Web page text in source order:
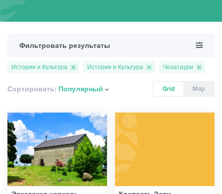
Гостиницы
Гиды
Статьи
Грузия
Фильтровать результаты
Grid Map
Сортировать: Популярный
История и Культура История и Культура Чохатаури